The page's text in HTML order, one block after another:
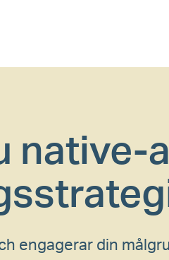
native-
engagerar din